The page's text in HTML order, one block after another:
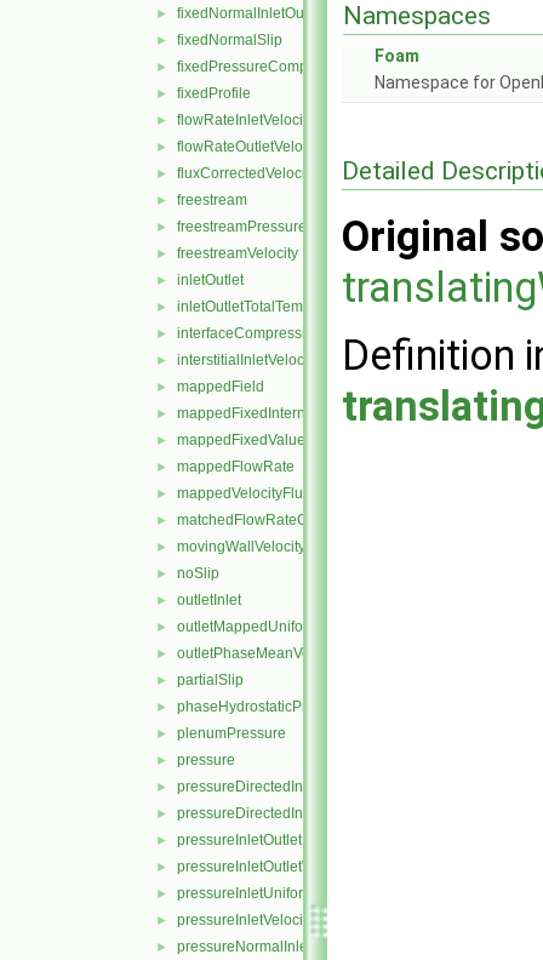
► fixedNormalInletOutletVelocity
► fixedNormalSlip
► fixedPressureCompressibleDensity
► fixedProfile
► flowRateInletVelocity
► flowRateOutletVelocity
► fluxCorrectedVelocity
► freestream
► freestreamPressure
► freestreamVelocity
► inletOutlet
► inletOutletTotalTemperature
► interfaceCompression
► interstitialInletVelocity
► mappedField
► mappedFixedInternalValue
► mappedFixedValue
► mappedFlowRate
► mappedVelocityFluxFixedValue
► matchedFlowRateOutletVelocity
► movingWallVelocity
► noSlip
► outletInlet
► outletMappedUniformInlet
► outletPhaseMeanVelocity
► partialSlip
► phaseHydrostaticPressure
► plenumPressure
► pressure
► pressureDirectedInletOutletVelocity
► pressureDirectedInletVelocity
► pressureInletOutletParSlipVelocity
► pressureInletOutletVelocity
► pressureInletUniformVelocity
► pressureInletVelocity
► pressureNormalInletOutletVelocity
Namespaces
Foam
Namespace for
Detailed
Original
Definition